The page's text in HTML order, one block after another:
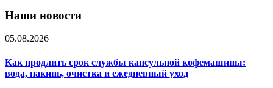
Наши новости
05.08.2026
Как продлить срок службы капсульной кофемашины:
вода, накипь, очистка и ежедневный уход